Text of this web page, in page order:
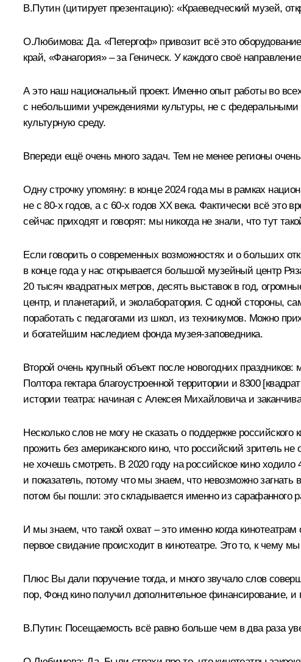
В.Путин (цитирует презентацию): «Краеведческий музей,
О.Любимова: Да. «Петергоф» привозит всё это
край, «Фанагория» – за Геническ. У каждого своё
А это наш национальный проект. Именно опыт работы во
с небольшими учреждениями культуры, не с
культурную среду.
Впереди ещё очень много задач. Тем не менее регионы
Одну строчку упомяну: в конце 2024 года мы в рамках
не с 80-х годов, а с 60-х годов ХХ века. Фактически всё
сейчас приходят и говорят: мы никогда не знали, что тут
Если говорить о современных возможностях и о больших
в конце года у нас открывается большой музейный центр
20 тысяч квадратных метров, десять выставок в год,
центр, и планетарий, и эколаборатория. С одной стороны,
поработать с педагогами из школ, из техникумов. Можно
и богатейшим наследием фонда музея-заповедника.
Второй очень крупный объект после новогодних
Полтора гектара благоустроенной территории и 8300
истории театра: начиная с Алексея Михайловича и
Несколько слов не могу не сказать о поддержке
прожить без американского кино, что российский зритель
не хочешь смотреть. В 2020 году на российское кино
и показатель, потому что мы знаем, что невозможно
потом бы пошли: это складывается именно из сарафанного
И мы знаем, что такой охват – это именно когда
первое свидание происходит в кинотеатре. Это то, к чему
Плюс Вы дали поручение тогда, и много звучало слов
пор, Фонд кино получил дополнительное
В.Путин: Посещаемость всё равно больше чем в два раза